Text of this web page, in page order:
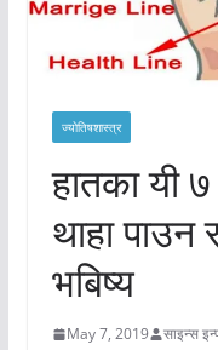
ज्योतिषशास्त्र
हातका यी
थाहा पाउन
भबिष्य
May 7, 2019 साइन्स